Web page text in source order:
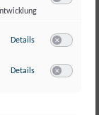
Details zu Google
Details zu Hotjar (via